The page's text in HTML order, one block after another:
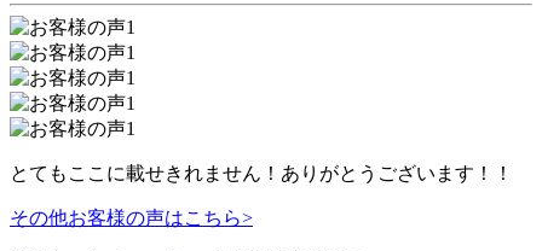
とてもここに載せきれません！ありがとうございます！！
その他お客様の声はこちら>